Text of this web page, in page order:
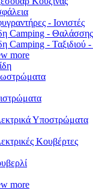
- Ιονιστές
Camping - Θαλάσσης
Camping - Ταξιδιού
more
Υποστρώματα
Κουβέρτες
more